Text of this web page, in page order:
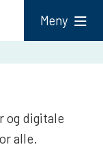
Meny
og digitale
alle.